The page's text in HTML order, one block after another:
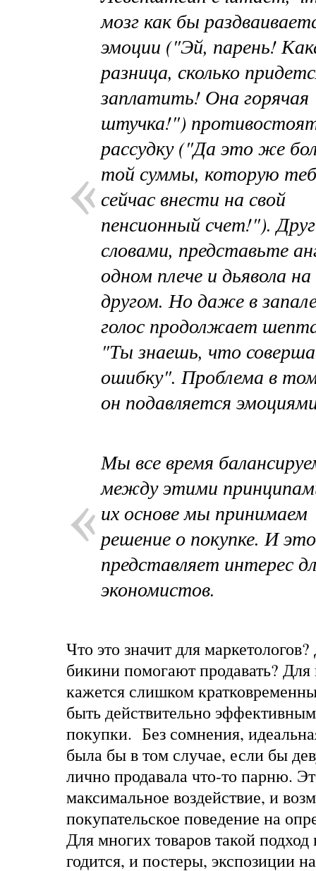
мозг как бы
эмоции ("Эй, парень!
разница, сколько
заплатить! Она горячая
штучка!")
рассудку ("Да это же
той суммы, которую
сейчас внести на свой
пенсионный счет!").
словами, представьте
одном плече и дьявола на
другом. Но даже в
голос продолжает
"Ты знаешь, что
ошибку". Проблема в
он подавляется
Мы все время
между этими
их основе мы принимаем
решение о покупке. И это
представляет интерес
экономистов.
Что это значит для
бикини помогают продавать? Для
кажется слишком
быть действительно
покупки. Без сомнения,
была бы в том случае, если бы
лично продавала что-то парню.
максимальное воздействие, и
покупательское поведение на
Для многих товаров такой
годится, и постеры, экспозиции